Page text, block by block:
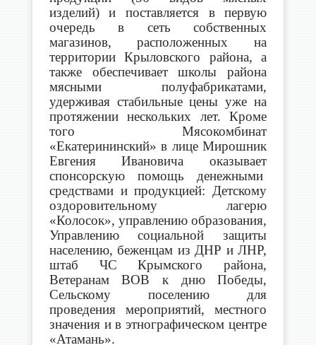
изделий) и поставляется в первую
очередь в сеть собственных
магазинов, расположенных на
территории Крыловского района, а
также обеспечивает школы района
мясными полуфабрикатами,
удерживая стабильные цены уже на
протяжении нескольких лет. Кроме
того Мясокомбинат
«Екатерининский» в лице Мирошник
Евгения Ивановича оказывает
спонсорскую помощь денежными
средствами и продукцией: Детскому
оздоровительному лагерю
«Колосок», управлению образования,
Управлению социальной защиты
населению, беженцам из ДНР и ЛНР,
штаб ЧС Крымского района,
Ветеранам ВОВ к дню Победы,
Сельскому поселению для
проведения мероприятий, местного
значения и в этнографическом центре
«Атамань».